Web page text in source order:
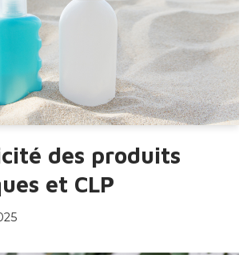
des produits
et CLP